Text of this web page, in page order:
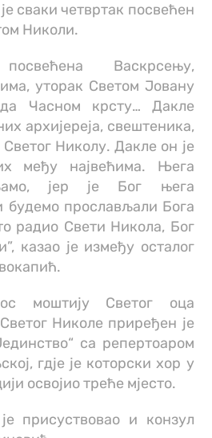
сваки четвртак посвећен
Николи.
Васкрсењу,
уторак Светом Јовану
Часном крсту… Дакле
архијереја, свештеника,
Николу. Дакле он је
међу највећима. Њега
јер је Бог њега
будемо прослављали Бога
радио Свети Никола, Бог
казао је између осталог
моштију Светог оца
Николе приређен је
са репертоаром
гдје је которски хор у
освојио треће мјесто.
присуствовао и конзул